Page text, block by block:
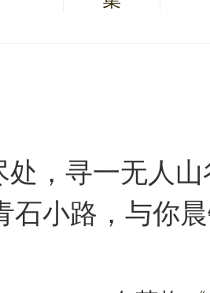
处，寻一无人
石小路，与你